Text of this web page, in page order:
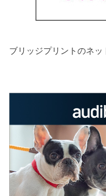
ブリッジプリントのネ